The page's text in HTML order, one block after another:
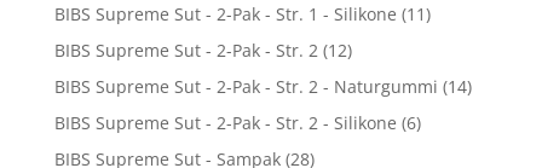
BIBS Supreme Sut - 2-Pak - Str. 1 - Silikone (11)
BIBS Supreme Sut - 2-Pak - Str. 2 (12)
BIBS Supreme Sut - 2-Pak - Str. 2 - Naturgummi (14)
BIBS Supreme Sut - 2-Pak - Str. 2 - Silikone (6)
BIBS Supreme Sut - Sampak (28)